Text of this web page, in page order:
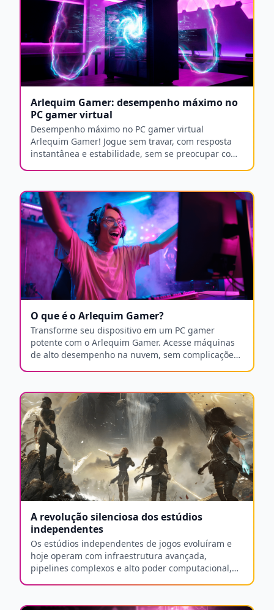
Arlequim Gamer: desempenho máximo no
PC gamer virtual
Desempenho máximo no PC gamer virtual
Arlequim Gamer! Jogue sem travar, com resposta
instantânea e estabilidade, sem se preocupar com
O que é o Arlequim Gamer?
Transforme seu dispositivo em um PC gamer
potente com o Arlequim Gamer. Acesse máquinas
de alto desempenho na nuvem, sem complicações
A revolução silenciosa dos estúdios
independentes
Os estúdios independentes de jogos evoluíram e
hoje operam com infraestrutura avançada,
pipelines complexos e alto poder computacional,